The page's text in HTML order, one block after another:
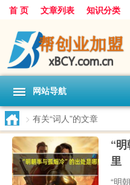
首 页 文章列表 知识分类
网站导航
> 有关“词人”的文章
“
里
“明